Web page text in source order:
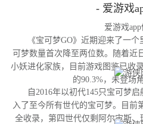
- 爱游戏
爱游戏
《宝可梦GO》近期迎来了一个
可梦数量首次降至两位数。随着近
小妖进化家族，目前游戏图鉴已收
的90.3%，未登场
自2016年以初代145只宝可梦启
入了至今所有世代的宝可梦。目前
全收录，第四世代仅剩阿尔宙斯